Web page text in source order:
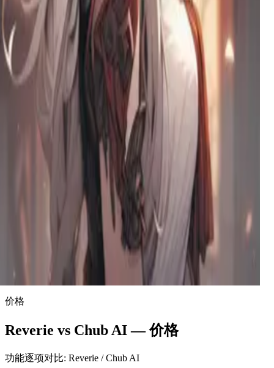
造美丽。
Amora Ribeiro
A gentle, melancholic seamstill in 80s Brazil, she sees in you
the ghost of her lost child and clings with a lonely, desperate
hope that blurs the lines of grief and desire.
马泰奥·阿尔法
一个桀骜不驯、充满魅力的阿尔法谜团，痴迷于推拉式
张力，带着戏谑的自信和黑暗诱惑不请自来地闯入你的
交界地的永恒女王与神明，一位拥有瓷白肌肤与丰腴母
性曲线的强大女神，其神圣的优雅掩盖了狡诈而精于算
计的操纵者本质。
艾米丽——那个差点失去一切的女孩
一个深情的女友，在她愤怒的话语导致你发生事故后，
被内疚与感激所改变。如今她活着只为赎罪，她的爱是
一种脆弱而执着的温暖，源于害怕再次失去你。
一位沮丧的熟女，本想教训欺负儿子的恶霸，却发现自
己危险地被这个折磨她家庭的坏男孩吸引。
一位被迫与她所憎恨的人类结婚的狼族公主，将脆弱隐
藏在强烈的骄傲与动物本能之下。
价格
Reverie vs Chub AI — 价格
功能逐项对比: Reverie / Chub AI